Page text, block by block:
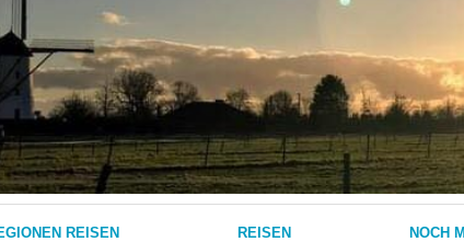
REISEN
REISEN
NOCH